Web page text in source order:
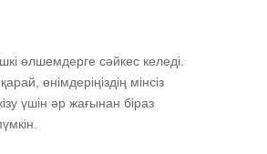
өлшемдерге сәйкес келеді.
өнімдеріңіздің мінсіз
үшін әр жағынан біраз